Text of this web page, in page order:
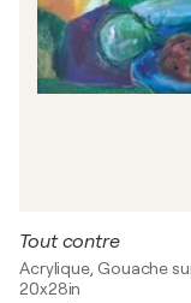
Tout contre
Acrylique, Gouache
20x28in